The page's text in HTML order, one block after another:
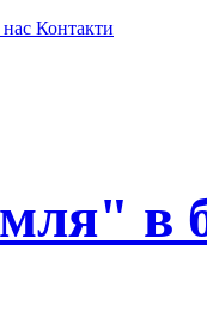
Контакти
в